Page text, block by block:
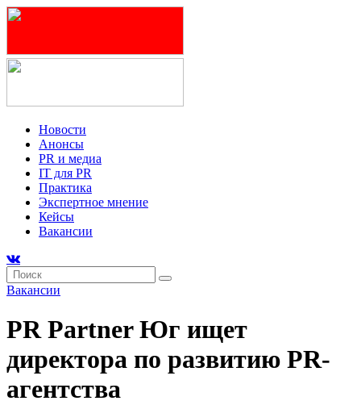
Новости
Анонсы
PR и медиа
IT для PR
Практика
Экспертное мнение
Кейсы
Вакансии
Вакансии
PR Partner Юг ищет
директора по развитию PR-
агентства